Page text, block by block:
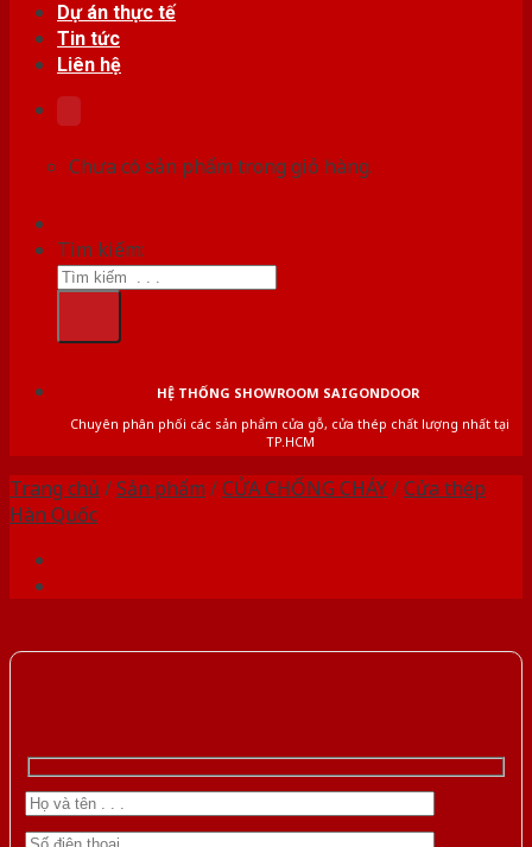
Dự án thực tế
Tin tức
Liên hệ
Chưa có sản phẩm trong giỏ hàng.
Tìm kiếm:
HỆ THỐNG SHOWROOM SAIGONDOOR
Chuyên phân phối các sản phẩm cửa gỗ, cửa thép chất lượng nhất tại
TP.HCM
Trang chủ /Sản phẩm /CỬA CHỐNG CHÁY/Cửa thép
Hàn Quốc